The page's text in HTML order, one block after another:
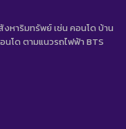
หาริมทรัพย์ เช่น คอนโด บ้าน
โด ตามแนวรถไฟฟ้า BTS